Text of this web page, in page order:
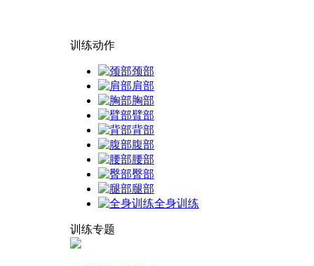
训练动作
颈部
肩部
胸部
臂部
背部
腹部
腰部
臀部
腿部
全身训练
训练专题